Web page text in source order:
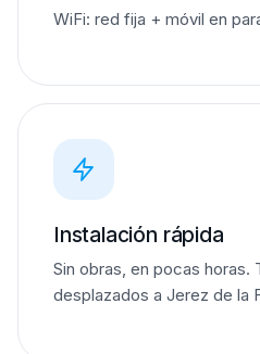
WiFi: red fija + móvil en
Instalación rápida
Sin obras, en pocas
desplazados a Jerez de la